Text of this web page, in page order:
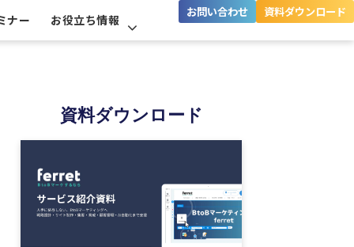
ナー お役立ち情報
お問い合わせ 資料ダウンロード
資料ダウンロード